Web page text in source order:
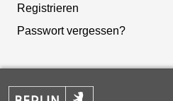
Registrieren
Passwort vergessen?